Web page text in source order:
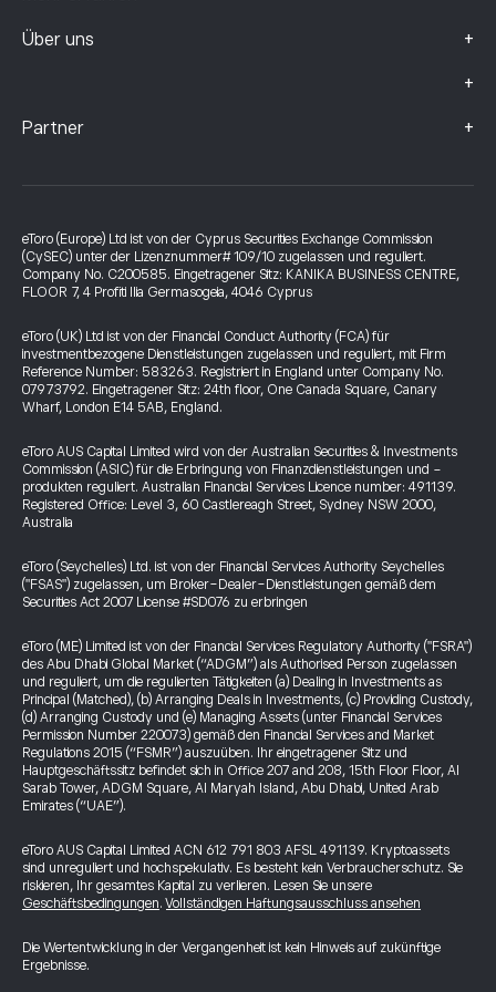
Über uns +
+
Partner +
eToro (Europe) Ltd ist von der Cyprus Securities Exchange Commission
(CySEC) unter der Lizenznummer# 109/10 zugelassen und reguliert.
Company No. C200585. Eingetragener Sitz: KANIKA BUSINESS CENTRE,
FLOOR 7, 4 Profiti Ilia Germasogeia, 4046 Cyprus
eToro (UK) Ltd ist von der Financial Conduct Authority (FCA) für
investmentbezogene Dienstleistungen zugelassen und reguliert, mit Firm
Reference Number: 583263. Registriert in England unter Company No.
07973792. Eingetragener Sitz: 24th floor, One Canada Square, Canary
Wharf, London E14 5AB, England.
eToro AUS Capital Limited wird von der Australian Securities & Investments
Commission (ASIC) für die Erbringung von Finanzdienstleistungen und -
produkten reguliert. Australian Financial Services Licence number: 491139.
Registered Office: Level 3, 60 Castlereagh Street, Sydney NSW 2000,
Australia
eToro (Seychelles) Ltd. ist von der Financial Services Authority Seychelles
("FSAS") zugelassen, um Broker-Dealer-Dienstleistungen gemäß dem
Securities Act 2007 License #SD076 zu erbringen
eToro (ME) Limited ist von der Financial Services Regulatory Authority ("FSRA")
des Abu Dhabi Global Market (“ADGM”) als Authorised Person zugelassen
und reguliert, um die regulierten Tätigkeiten (a) Dealing in Investments as
Principal (Matched), (b) Arranging Deals in Investments, (c) Providing Custody,
(d) Arranging Custody und (e) Managing Assets (unter Financial Services
Permission Number 220073) gemäß den Financial Services and Market
Regulations 2015 (“FSMR”) auszuüben. Ihr eingetragener Sitz und
Hauptgeschäftssitz befindet sich in Office 207 and 208, 15th Floor Floor, Al
Sarab Tower, ADGM Square, Al Maryah Island, Abu Dhabi, United Arab
Emirates (“UAE”).
eToro AUS Capital Limited ACN 612 791 803 AFSL 491139. Kryptoassets
sind unreguliert und hochspekulativ. Es besteht kein Verbraucherschutz. Sie
riskieren, Ihr gesamtes Kapital zu verlieren. Lesen Sie unsere
Geschäftsbedingungen.Vollständigen Haftungsausschluss ansehen
Die Wertentwicklung in der Vergangenheit ist kein Hinweis auf zukünftige
Ergebnisse.